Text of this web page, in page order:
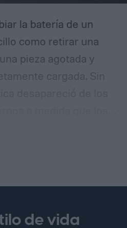
la batería de un
como retirar una
pieza agotada y
cargada. Sin
por diseños más
vidrio y metal,
en la forma
de vida